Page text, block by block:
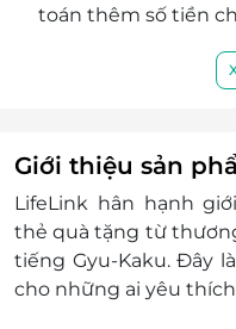
toán thêm số tiền
khuyến mãi khác tại
xuất hoá đơn VAT
Khách hàng có
mã thẻ quà tặng
không chịu trách
mất hoặc ở trạng
do gì.
Giới thiệu sản
LifeLink hân hạnh
thẻ quà tặng từ
tiếng Gyu-Kaku. Đây
cho những ai yêu